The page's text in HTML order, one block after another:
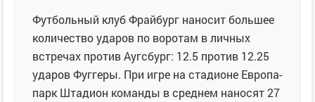
Футбольный клуб Фрайбург наносит большее
количество ударов по воротам в личных
встречах против Аугсбург: 12.5 против 12.25
ударов Фуггеры. При игре на стадионе Европа-
парк Штадион команды в среднем наносят 27